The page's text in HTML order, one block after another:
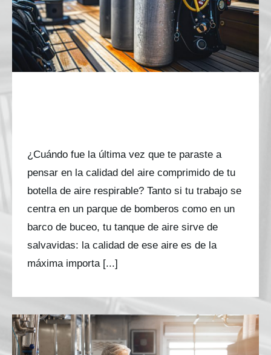
¿Con qué frecuencia debo analizar mi aire
respirable comprimido?
¿Cuándo fue la última vez que te paraste a
pensar en la calidad del aire comprimido de tu
botella de aire respirable? Tanto si tu trabajo se
centra en un parque de bomberos como en un
barco de buceo, tu tanque de aire sirve de
salvavidas: la calidad de ese aire es de la
máxima importa [...]